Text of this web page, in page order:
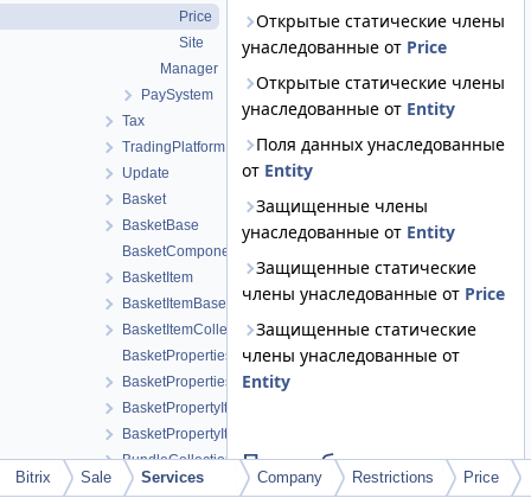
Price
Site
Manager
PaySystem
Tax
TradingPlatform
Update
Basket
BasketBase
BasketComponentHelper
BasketItem
BasketItemBase
BasketItemCollection
BasketPropertiesCollection
BasketPropertiesCollectionBase
BasketPropertyItem
BasketPropertyItemBase
BundleCollection
BusinessValue
Открытые статические члены
унаследованные от Price
Открытые статические члены
унаследованные от Entity
Поля данных унаследованные
от Entity
Защищенные члены
унаследованные от Entity
Защищенные статические
члены унаследованные от Price
Защищенные статические
члены унаследованные от
Entity
Подробное описание
Bitrix Sale Services Company Restrictions Price